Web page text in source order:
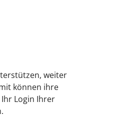
weiter
können ihre
Login Ihrer